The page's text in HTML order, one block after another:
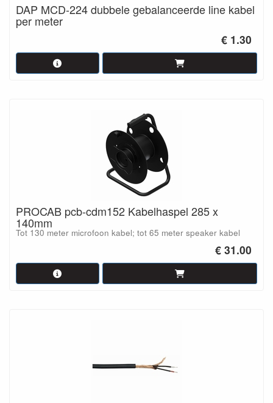
DAP MCD-224 dubbele gebalanceerde line kabel
per meter
€ 1.30
PROCAB pcb-cdm152 Kabelhaspel 285 x
140mm
Tot 130 meter microfoon kabel; tot 65 meter speaker kabel
€ 31.00